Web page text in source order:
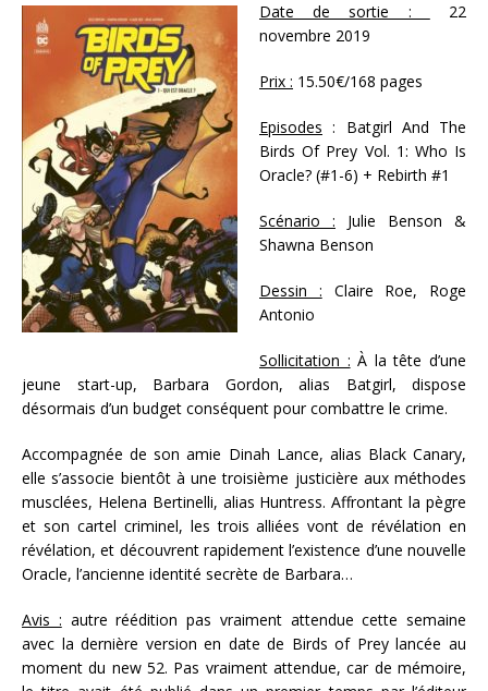
Date de sortie :
22
novembre 2019
Prix : 15.50€/168 pages
Episodes : Batgirl And The
Birds Of Prey Vol. 1: Who Is
Oracle? (#1-6) + Rebirth #1
Scénario : Julie Benson &
Shawna Benson
Dessin : Claire Roe, Roge
Antonio
Sollicitation : À la tête d’une
jeune start-up, Barbara Gordon, alias Batgirl, dispose
désormais d’un budget conséquent pour combattre le crime.
Accompagnée de son amie Dinah Lance, alias Black Canary,
elle s’associe bientôt à une troisième justicière aux méthodes
musclées, Helena Bertinelli, alias Huntress. Affrontant la pègre
et son cartel criminel, les trois alliées vont de révélation en
révélation, et découvrent rapidement l’existence d’une nouvelle
Oracle, l’ancienne identité secrète de Barbara…
Avis : autre réédition pas vraiment attendue cette semaine
avec la dernière version en date de Birds of Prey lancée au
moment du new 52. Pas vraiment attendue, car de mémoire,